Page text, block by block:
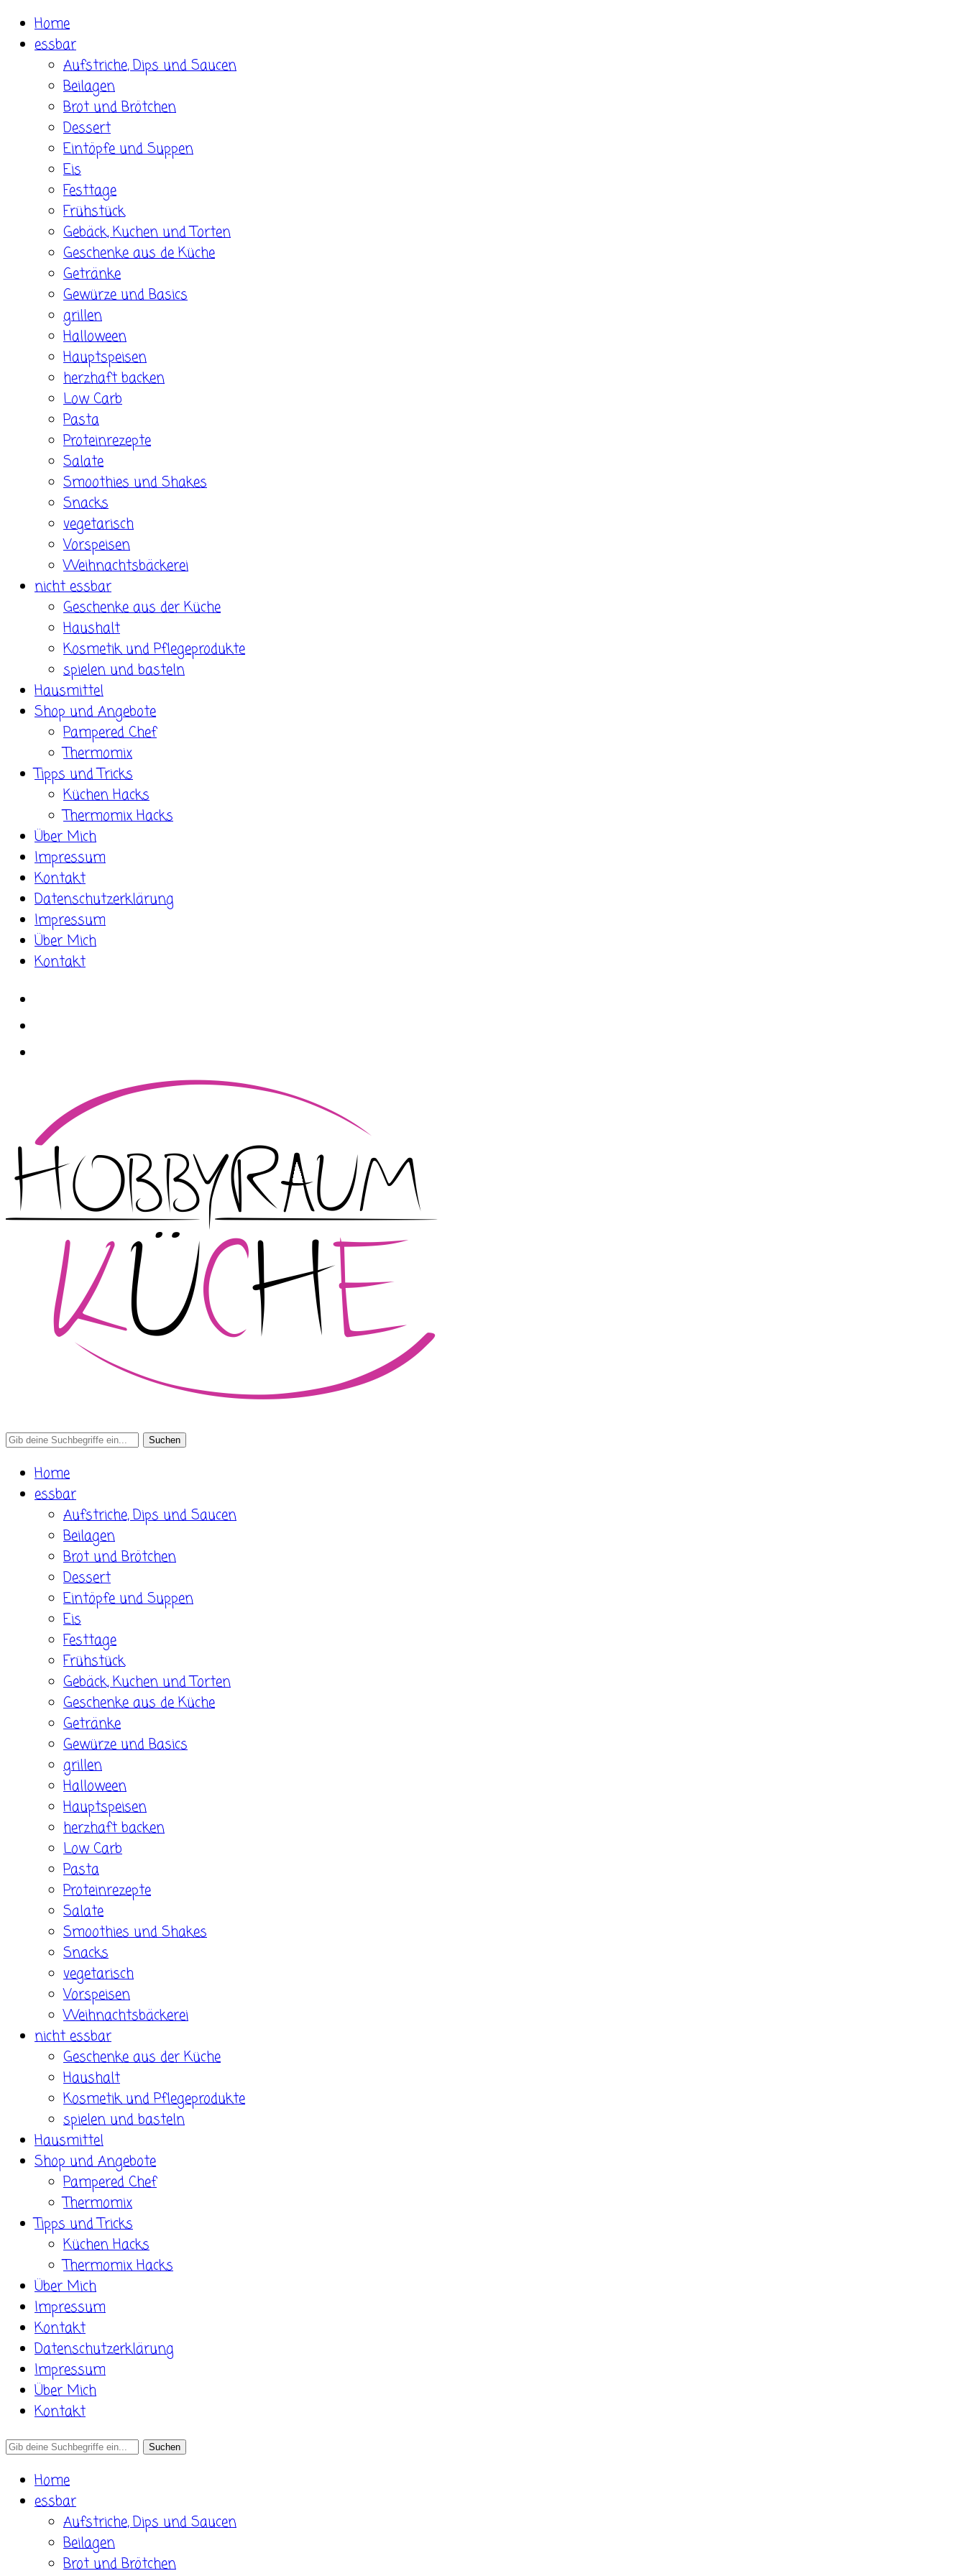
Skip
content
Home
essbar
Aufstriche, Dips und Saucen
Beilagen
Brot und Brötchen
Dessert
Eintöpfe und Suppen
Eis
Festtage
Frühstück
Gebäck, Kuchen und Torten
Geschenke aus de Küche
Getränke
Gewürze und Basics
grillen
Halloween
Hauptspeisen
herzhaft backen
Low Carb
Pasta
Proteinrezepte
Salate
Smoothies und Shakes
Snacks
vegetarisch
Vorspeisen
Weihnachtsbäckerei
nicht essbar
Geschenke aus der Küche
Haushalt
Kosmetik und Pflegeprodukte
spielen und basteln
Hausmittel
Shop und Angebote
Pampered Chef
Thermomix
Tipps und Tricks
Küchen Hacks
Thermomix Hacks
Über Mich
Impressum
Kontakt
Datenschutzerklärung
Impressum
Über Mich
Kontakt
Search
Home
essbar
Aufstriche, Dips und Saucen
Beilagen
Brot und Brötchen
Dessert
Eintöpfe und Suppen
Eis
Festtage
Frühstück
Gebäck, Kuchen und Torten
Geschenke aus de Küche
Getränke
Gewürze und Basics
grillen
Halloween
Hauptspeisen
herzhaft backen
Low Carb
Pasta
Proteinrezepte
Salate
Smoothies und Shakes
Snacks
vegetarisch
Vorspeisen
Weihnachtsbäckerei
nicht essbar
Geschenke aus der Küche
Haushalt
Kosmetik und Pflegeprodukte
spielen und basteln
Hausmittel
Shop und Angebote
Pampered Chef
Thermomix
Tipps und Tricks
Küchen Hacks
Thermomix Hacks
Über Mich
Impressum
Kontakt
Datenschutzerklärung
Impressum
Über Mich
Kontakt
Search
Home
essbar
Aufstriche, Dips und Saucen
Beilagen
Brot und Brötchen